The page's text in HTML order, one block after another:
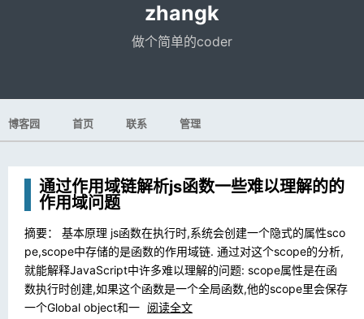
zhangk
做个简单的coder
博客园 首页 联系 管理
通过作用域链解析js函数一些难以理解的的
作用域问题
摘要： 基本原理 js函数在执行时,系统会创建一个隐式的属性sco
pe,scope中存储的是函数的作用域链. 通过对这个scope的分析,
就能解释JavaScript中许多难以理解的问题: scope属性是在函
数执行时创建,如果这个函数是一个全局函数,他的scope里会保存
一个Global object和一 阅读全文